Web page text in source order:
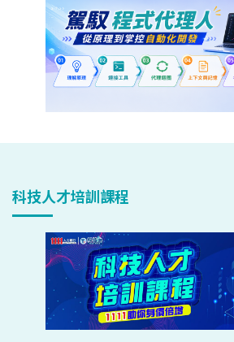
科技人才培訓課程